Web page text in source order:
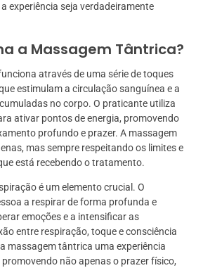
experiência seja verdadeiramente
a Massagem Tântrica?
através de uma série de toques
estimulam a circulação sanguínea e a
no corpo. O praticante utiliza
ativar pontos de energia, promovendo
profundo e prazer. A massagem
mas sempre respeitando os limites e
está recebendo o tratamento.
é um elemento crucial. O
a respirar de forma profunda e
emoções e a intensificar as
entre respiração, toque e consciência
massagem tântrica uma experiência
não apenas o prazer físico,